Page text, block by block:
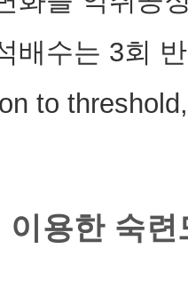
배수는 3회
to
용한 숙련